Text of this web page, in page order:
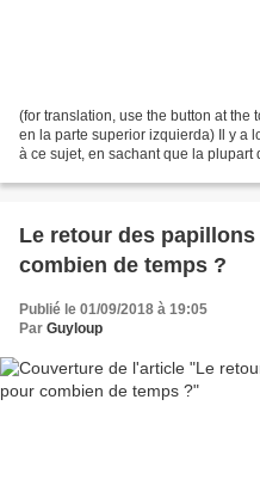
(for translation, use the button at the
en la parte superior izquierda) Il y a
à ce sujet, en sachant que la plupart
Le retour des
combien de temps ?
Publié le 01/09/2018 à 19:05
Par Guyloup